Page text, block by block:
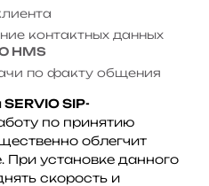
контактных данных
HMS
по факту общения
SERVIO SIP-
по принятию
облегчит
При установке данного
скорость и